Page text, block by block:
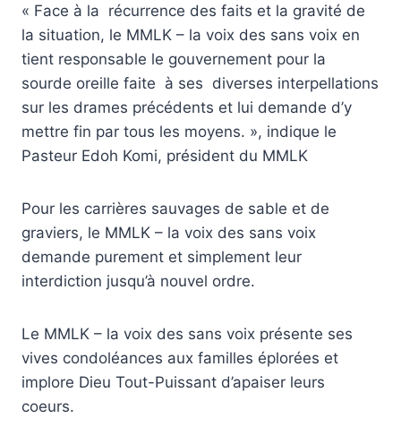
« Face à la récurrence des faits et la gravité de
la situation, le MMLK – la voix des sans voix en
tient responsable le gouvernement pour la
sourde oreille faite à ses diverses interpellations
sur les drames précédents et lui demande d’y
mettre fin par tous les moyens. », indique le
Pasteur Edoh Komi, président du MMLK
Pour les carrières sauvages de sable et de
graviers, le MMLK – la voix des sans voix
demande purement et simplement leur
interdiction jusqu’à nouvel ordre.
Le MMLK – la voix des sans voix présente ses
vives condoléances aux familles éplorées et
implore Dieu Tout-Puissant d’apaiser leurs
coeurs.